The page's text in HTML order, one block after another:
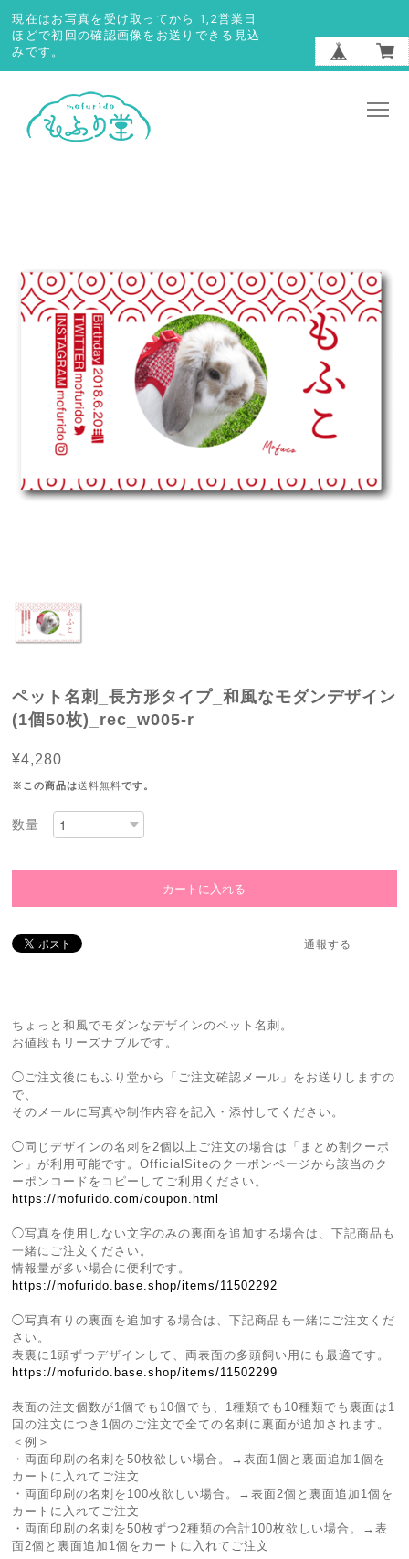
現在はお写真を受け取ってから 1,2営業日
ほどで初回の確認画像をお送りできる見込
みです。
ペット名刺_長方形タイプ_和風なモダンデザイン
(1個50枚)_rec_w005-r
¥4,280
※この商品は送料無料です。
数量
通報する
ちょっと和風でモダンなデザインのペット名刺。
お値段もリーズナブルです。
◯ご注文後にもふり堂から「ご注文確認メール」をお送りしますの
で、
そのメールに写真や制作内容を記入・添付してください。
◯同じデザインの名刺を2個以上ご注文の場合は「まとめ割クーポ
ン」が利用可能です。OfficialSiteのクーポンページから該当のク
ーポンコードをコピーしてご利用ください。
https://mofurido.com/coupon.html
◯写真を使用しない文字のみの裏面を追加する場合は、下記商品も
一緒にご注文ください。
情報量が多い場合に便利です。
https://mofurido.base.shop/items/11502292
◯写真有りの裏面を追加する場合は、下記商品も一緒にご注文くだ
さい。
表裏に1頭ずつデザインして、両表面の多頭飼い用にも最適です。
https://mofurido.base.shop/items/11502299
表面の注文個数が1個でも10個でも、1種類でも10種類でも裏面は1
回の注文につき1個のご注文で全ての名刺に裏面が追加されます。
＜例＞
・両面印刷の名刺を50枚欲しい場合。→表面1個と裏面追加1個を
カートに入れてご注文
・両面印刷の名刺を100枚欲しい場合。→表面2個と裏面追加1個を
カートに入れてご注文
・両面印刷の名刺を50枚ずつ2種類の合計100枚欲しい場合。→表
面2個と裏面追加1個をカートに入れてご注文